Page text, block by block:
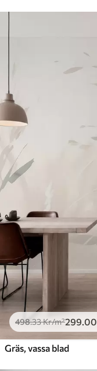
498.33Kr/m²299.00
Gräs, vassa blad